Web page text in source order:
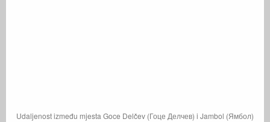
Udaljenost između mjesta Goce Delčev (Гоце Делчев) i Jambol (Ямбол)